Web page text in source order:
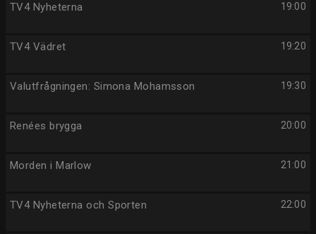
19:00
TV4 Nyheterna
19:20
TV4 Vädret
19:30
Valutfrågningen: Simona Mohamsson
20:00
Renées brygga
21:00
Morden i Marlow
22:00
TV4 Nyheterna och Sporten